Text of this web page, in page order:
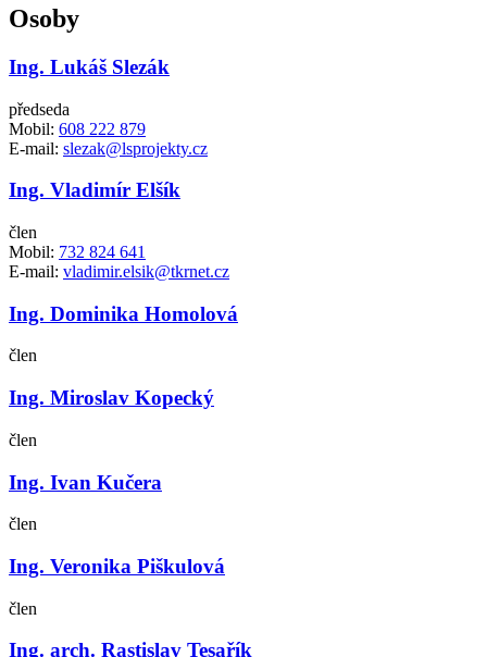
Osoby
Ing. Lukáš Slezák
předseda
Mobil: 608 222 879
E-mail: slezak@lsprojekty.cz
Ing. Vladimír Elšík
člen
Mobil: 732 824 641
E-mail: vladimir.elsik@tkrnet.cz
Ing. Dominika Homolová
člen
Ing. Miroslav Kopecký
člen
Ing. Ivan Kučera
člen
Ing. Veronika Piškulová
člen
Ing. arch. Rastislav Tesařík